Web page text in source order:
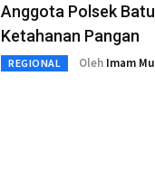
Anggota Polsek
Ketahanan Pangan
REGIONAL Oleh Imam